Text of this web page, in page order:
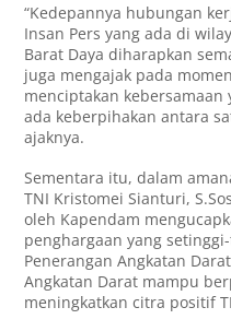
“Kedepannya hubungan
Insan Pers yang ada di
Barat Daya diharapkan
juga mengajak pada
menciptakan
ada keberpihakan antara
ajaknya.
Sementara itu, dalam
TNI Kristomei Sianturi,
oleh Kapendam
penghargaan yang
Penerangan Angkatan
Angkatan Darat mampu
meningkatkan citra positif